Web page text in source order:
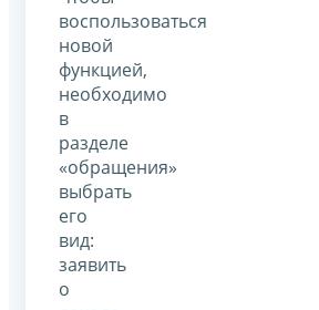
воспользоваться
новой
функцией,
необходимо
в
разделе
«обращения»
выбрать
его
вид:
заявить
о